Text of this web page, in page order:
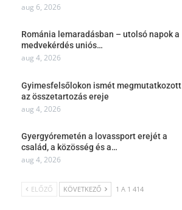
aug 6, 2026
Románia lemaradásban – utolsó napok a
medvekérdés uniós…
aug 4, 2026
Gyimesfelsőlokon ismét megmutatkozott
az összetartozás ereje
aug 4, 2026
Gyergyóremetén a lovassport erejét a
család, a közösség és a…
aug 4, 2026
ELŐZŐ KÖVETKEZŐ 1 A 1 414